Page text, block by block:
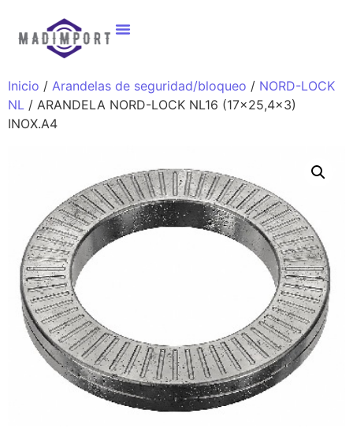
Inicio / Arandelas de seguridad/bloqueo / NORD-LOCK
NL / ARANDELA NORD-LOCK NL16 (17×25,4×3)
INOX.A4